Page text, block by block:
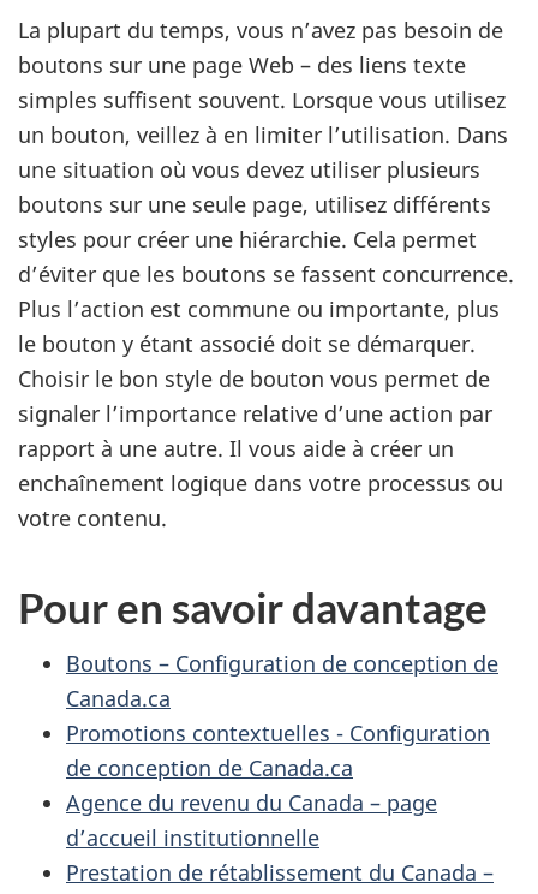
La plupart du temps, vous n’avez pas besoin de
boutons sur une page Web – des liens texte
simples suffisent souvent. Lorsque vous utilisez
un bouton, veillez à en limiter l’utilisation. Dans
une situation où vous devez utiliser plusieurs
boutons sur une seule page, utilisez différents
styles pour créer une hiérarchie. Cela permet
d’éviter que les boutons se fassent concurrence.
Plus l’action est commune ou importante, plus
le bouton y étant associé doit se démarquer.
Choisir le bon style de bouton vous permet de
signaler l’importance relative d’une action par
rapport à une autre. Il vous aide à créer un
enchaînement logique dans votre processus ou
votre contenu.
Pour en savoir davantage
Boutons – Configuration de conception de
Canada.ca
Promotions contextuelles - Configuration
de conception de Canada.ca
Agence du revenu du Canada – page
d’accueil institutionnelle
Prestation de rétablissement du Canada –